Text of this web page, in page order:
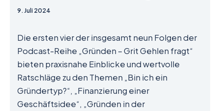
9. Juli 2024
Die ersten vier der insgesamt neun Folgen der
Podcast-Reihe „Gründen – Grit Gehlen fragt“
bieten praxisnahe Einblicke und wertvolle
Ratschläge zu den Themen „Bin ich ein
Gründertyp?“, „Finanzierung einer
Geschäftsidee“, „Gründen in der